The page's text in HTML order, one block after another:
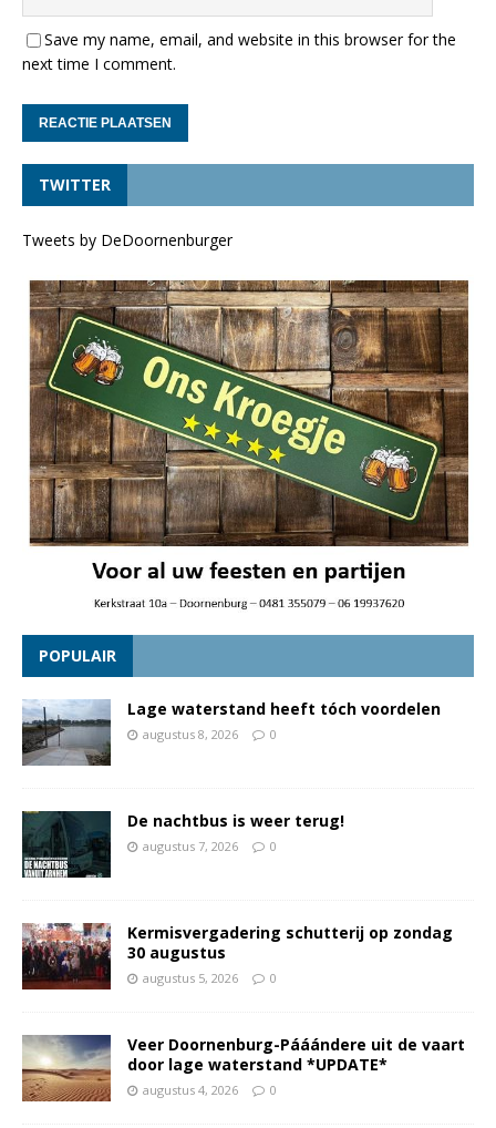
Save my name, email, and website in this browser for the
next time I comment.
TWITTER
Tweets by DeDoornenburger
POPULAIR
Lage waterstand heeft tóch voordelen
augustus 8, 2026 0
De nachtbus is weer terug!
augustus 7, 2026 0
Kermisvergadering schutterij op zondag
30 augustus
augustus 5, 2026 0
Veer Doornenburg-Pááándere uit de vaart
door lage waterstand *UPDATE*
augustus 4, 2026 0